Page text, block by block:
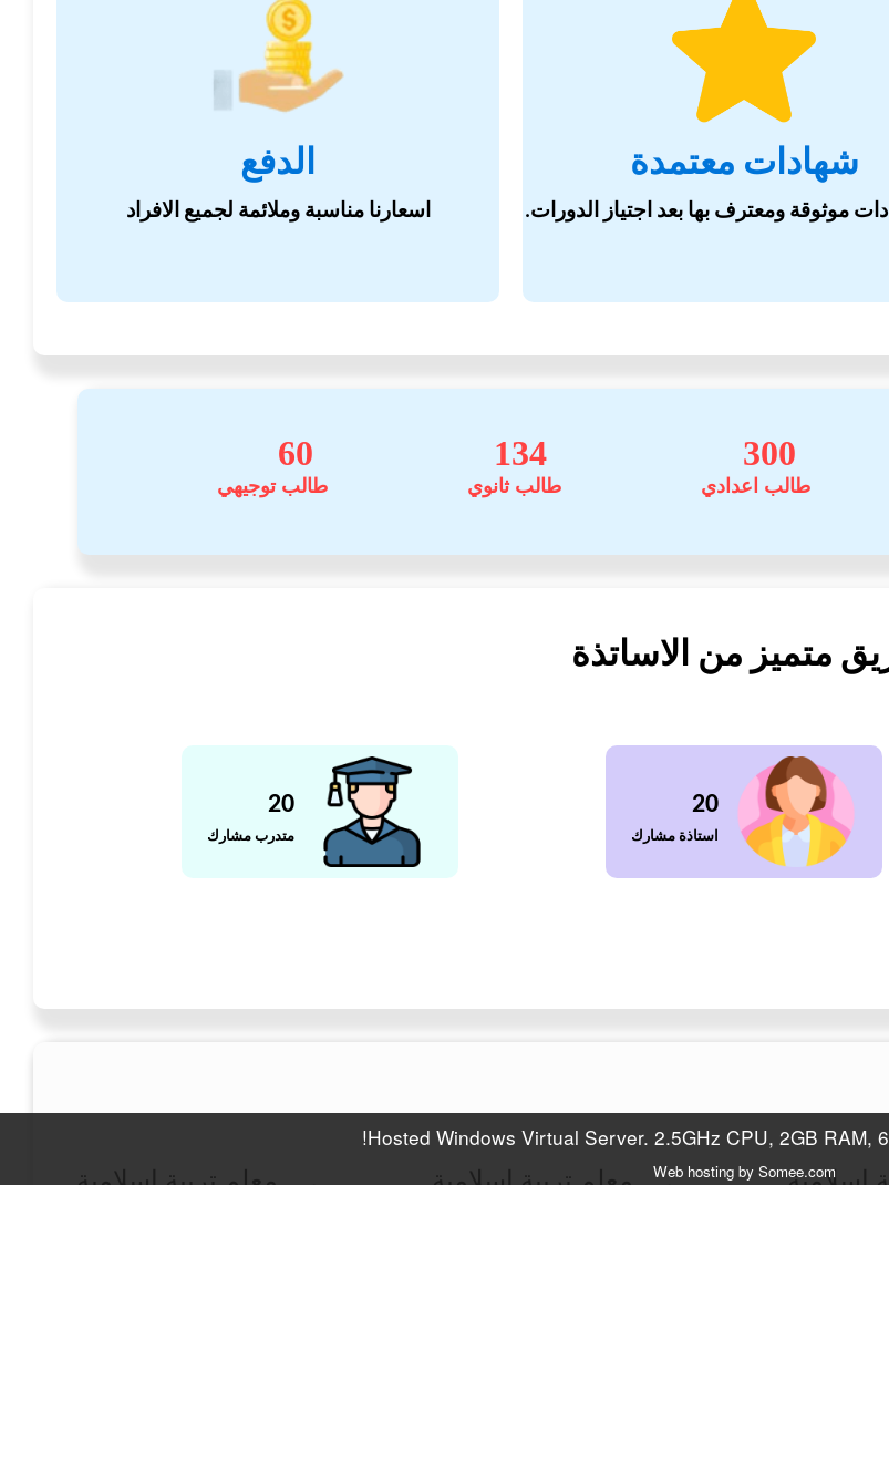
شهادات معتمدة
موثوقة ومعترف بها بعد اجتياز الدورات.
الدفع
اسعارنا مناسبة وملائمة لجميع الافراد
300
طالب اعدادي
134
طالب ثانوي
60
طالب توجيهي
متميز من الاساتذة
20
استاذة مشارك
20
متدرب مشارك
اسلامية
معلم تربية اسلامية
معلم تربية اسلامية
Hosted Windows Virtual Server. 2.5GHz CPU, 2GB RAM,
Web hosting by Somee.com